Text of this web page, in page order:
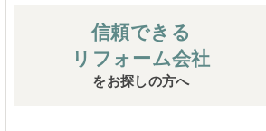
信頼できる
リフォーム会社
をお探しの方へ